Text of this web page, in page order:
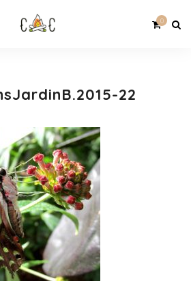
0
22